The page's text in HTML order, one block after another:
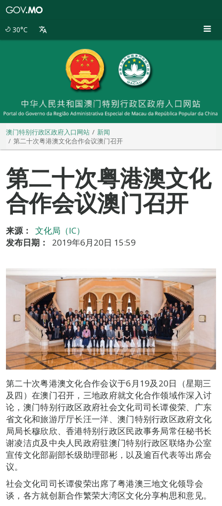
30°C
澳门特别行政区政府入口网站
新闻
第二十次粤港澳文化合作会议澳门召开
第二十次粤港澳文化
合作会议澳门召开
来源：
文化局（IC）
发布日期：
2019年6月20日 15:59
第二十次粤港澳文化合作会议于6月19及20日（星期三
及四）在澳门召开，三地政府就文化合作领域作深入讨
论，澳门特别行政区政府社会文化司司长谭俊荣、广东
省文化和旅游厅厅长汪一洋、澳门特别行政区政府文化
局局长穆欣欣、香港特别行政区民政事务局常任秘书长
谢凌洁贞及中央人民政府驻澳门特别行政区联络办公室
宣传文化部副部长级助理邵彬，以及逾百代表等出席会
议。
社会文化司司长谭俊荣出席了粤港澳三地文化领导会
谈，各方就创新合作繁荣大湾区文化分享构思和意见。